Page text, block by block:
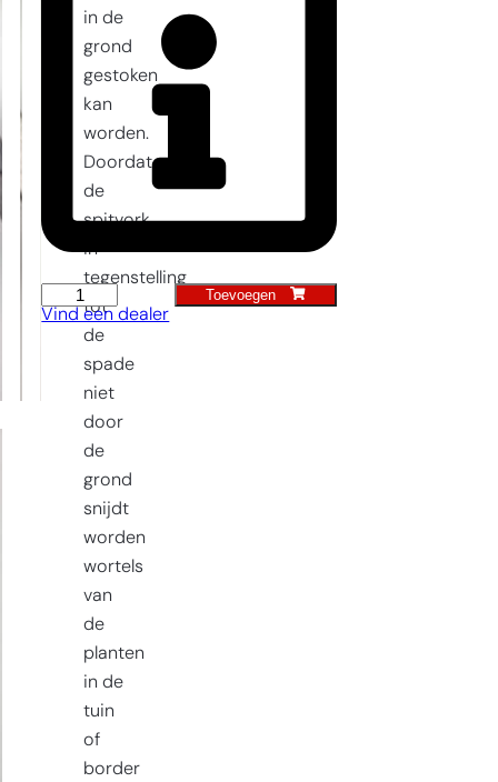
Spitvork
3t
Toevoegen
Vind een dealer
in de
grond
gestoken
kan
worden.
Doordat
de
spitvork
in
tegenstelling
tot
de
spade
niet
door
de
grond
snijdt
worden
wortels
van
de
planten
in de
tuin
of
border